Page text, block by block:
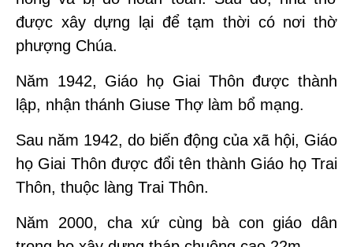
được xây dựng lại để tạm thời có nơi thờ
phượng Chúa.
Năm 1942, Giáo họ Giai Thôn được thành
lập, nhận thánh Giuse Thợ làm bổ mạng.
Sau năm 1942, do biến động của xã hội, Giáo
họ Giai Thôn được đổi tên thành Giáo họ Trai
Thôn, thuộc làng Trai Thôn.
Năm 2000, cha xứ cùng bà con giáo dân